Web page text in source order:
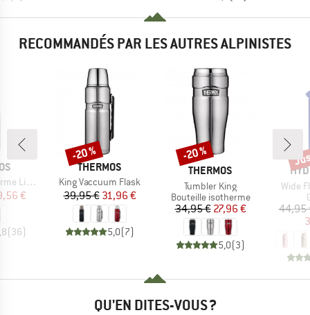
RECOMMANDÉS PAR LES AUTRES ALPINISTES
Compact
réduit
€
(36)
MARQUE
THERMOS
Article
King Vaccuum Flask
Prix
39,95 €Prix réduit
31,96 €
5,0(7)
Remise
-20 %
MARQUE
THERMOS
Article
Tumbler King
Product group
Bouteille isotherme
Prix
34,95 €Prix réduit
27,96 €
5,0(3)
Remise
-20 %
Article
Wide
44,95
QU'EN DITES-VOUS ?